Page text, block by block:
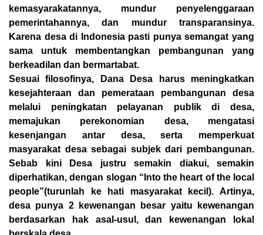
kemasyarakatannya, mundur penyelenggaraan
pemerintahannya, dan mundur transparansinya.
Karena desa di Indonesia pasti punya semangat yang
sama untuk membentangkan pembangunan yang
berkeadilan dan bermartabat.
Sesuai filosofinya, Dana Desa harus meningkatkan
kesejahteraan dan pemerataan pembangunan desa
melalui peningkatan pelayanan publik di desa,
memajukan perekonomian desa, mengatasi
kesenjangan antar desa, serta memperkuat
masyarakat desa sebagai subjek dari pembangunan.
Sebab kini Desa justru semakin diakui, semakin
diperhatikan, dengan slogan “Into the heart of the local
people”(turunlah ke hati masyarakat kecil). Artinya,
desa punya 2 kewenangan besar yaitu kewenangan
berdasarkan hak asal-usul, dan kewenangan lokal